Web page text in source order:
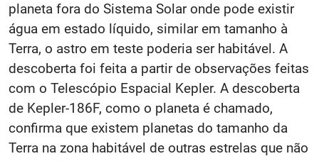
planeta fora do Sistema Solar onde pode existir
água em estado líquido, similar em tamanho à
Terra, o astro em teste poderia ser habitável. A
descoberta foi feita a partir de observações feitas
com o Telescópio Espacial Kepler. A descoberta
de Kepler-186F, como o planeta é chamado,
confirma que existem planetas do tamanho da
Terra na zona habitável de outras estrelas que não